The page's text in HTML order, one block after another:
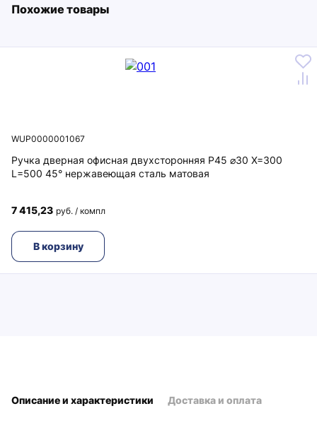
Похожие товары
WUP0000001067
Ручка дверная офисная двухсторонняя P45 ⌀30 X=300
L=500 45° нержавеющая сталь матовая
7 415,23 руб. / компл
В корзину
Описание и характеристики Доставка и оплата